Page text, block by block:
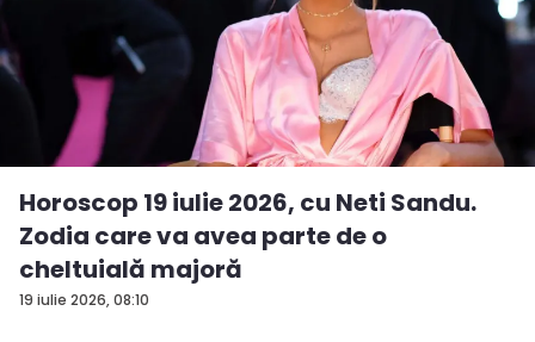
19 iulie 2026, 08:10
Horoscop 19 iulie 2026, cu Neti Sandu.
Zodia care va avea parte de o
cheltuială majoră